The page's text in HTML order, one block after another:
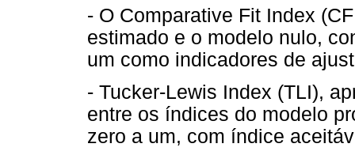
- O Comparative Fit Index
estimado e o modelo nulo,
um como indicadores de
- Tucker-Lewis Index (TLI),
entre os índices do modelo
zero a um, com índice